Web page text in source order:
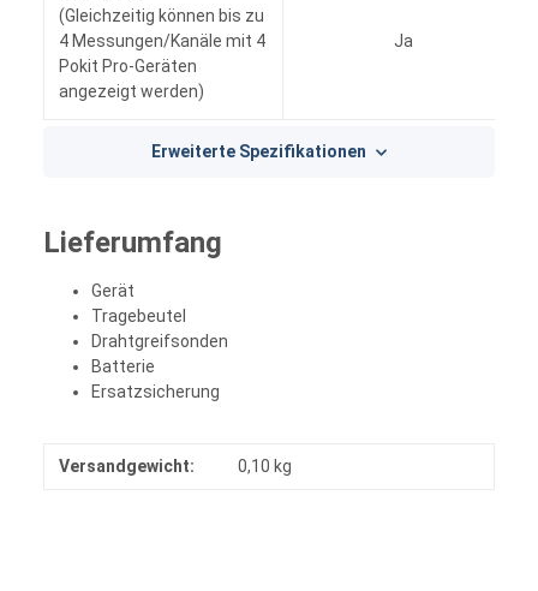
(Gleichzeitig können bis zu
4 Messungen/Kanäle mit 4
Pokit Pro-Geräten
angezeigt werden)
Ja
Erweiterte Spezifikationen
Lieferumfang
Gerät
Tragebeutel
Drahtgreifsonden
Batterie
Ersatzsicherung
Versandgewicht: 0,10 kg